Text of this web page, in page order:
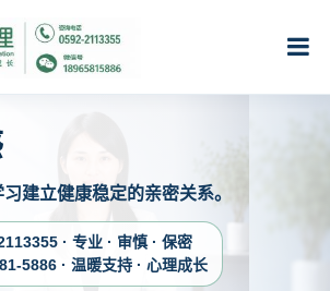
建立健康稳定的亲密关系。
· 专业 · 审慎 · 保密
5886 · 温暖支持 · 心理成长